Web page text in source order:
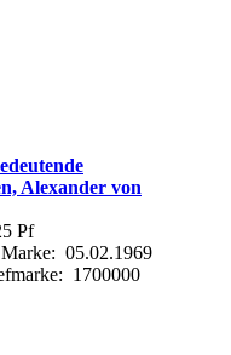
Alexander von
Pf
Marke: 05.02.1969
1700000